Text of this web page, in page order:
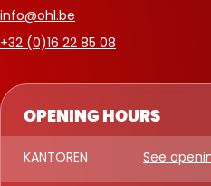
OPENING HOURS
KANTOREN See
info@ohl.be
+32 (0)16 22 85 08